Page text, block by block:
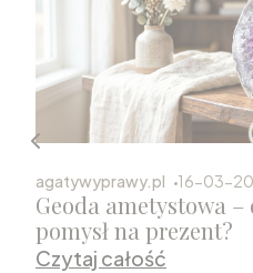
agatywyprawy.pl 16-03-
Geoda ametystowa
pomysł na prezent?
Czytaj całość